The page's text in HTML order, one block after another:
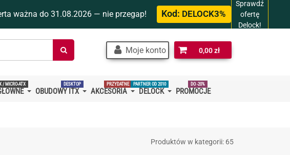
ważna do 31.08.2026 — nie przegap! Kod: DELOCK3%
Sprawdź
ofertę
Delock!
Szukaj
w
Moje konto 0,00 zł
/ MICRO-ATX
OBUDOWY ITX
DESKTOP
AKCESORIA
PRZYDATNE
DELOCK
PARTNER OD 2010
PROMOCJE
DO -20%
Produktów w kategorii: 65